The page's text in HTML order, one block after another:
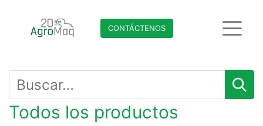
CONTÁCTENO​​​​S
Todos los productos